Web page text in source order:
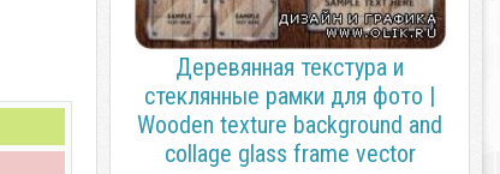
Деревянная текстура и
стеклянные рамки для фото |
Wooden texture background and
collage glass frame vector